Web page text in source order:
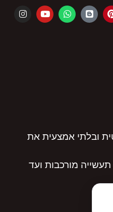
ובלתי אמצעית את
מורכבות ועד